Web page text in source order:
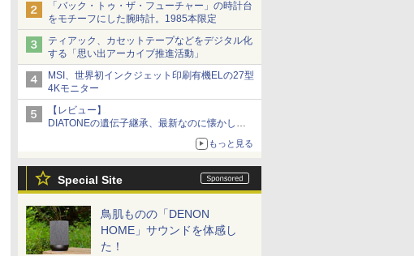
「バック・トゥ・ザ・フューチャー」の時計台
をモチーフにした腕時計。1985本限定
ティアック、カセットテープなどをデジタル化
する「思い出アーカイブ推進活動」
MSI、世界初インクジェット印刷有機ELの27型
4Kモニター
【レビュー】
DIATONEの遺伝子継承、最新なのに懐かし
い“惚れる音”Tecnologia e Cuore「DS-TC52B」
もっと見る
Special Site
鳥肌ものの「DENON
HOME」サウンドを体感し
た！